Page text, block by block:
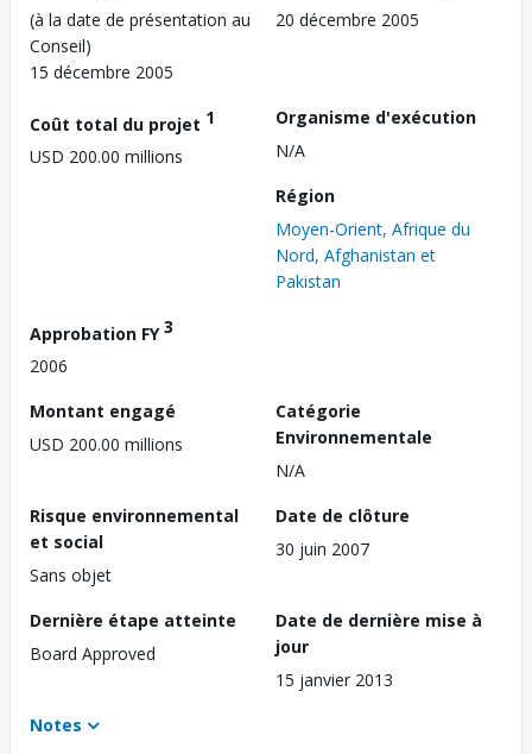
(à la date de présentation au
Conseil)
15 décembre 2005
20 décembre 2005
Coût total du projet 1
USD 200.00 millions
Organisme d'exécution
N/A
Région
Moyen-Orient, Afrique du
Nord, Afghanistan et
Pakistan
Approbation FY3
2006
Montant engagé
USD 200.00 millions
Catégorie
Environnementale
N/A
Risque environnemental
et social
Sans objet
Date de clôture
30 juin 2007
Dernière étape atteinte
Board Approved
Date de dernière mise à
jour
15 janvier 2013
Notes